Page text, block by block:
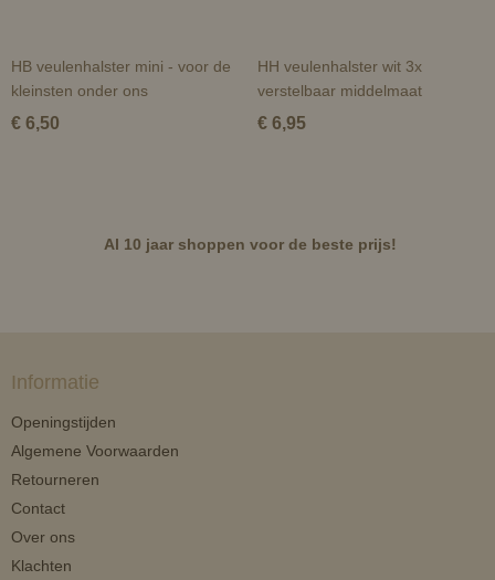
HB veulenhalster mini - voor de
kleinsten onder ons
€ 6,50
HH veulenhalster wit 3x
verstelbaar middelmaat
€ 6,95
Al 10 jaar shoppen voor de beste prijs!
Informatie
Openingstijden
Algemene Voorwaarden
Retourneren
Contact
Over ons
Klachten